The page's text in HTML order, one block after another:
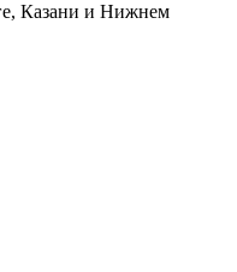
Казани и Нижнем